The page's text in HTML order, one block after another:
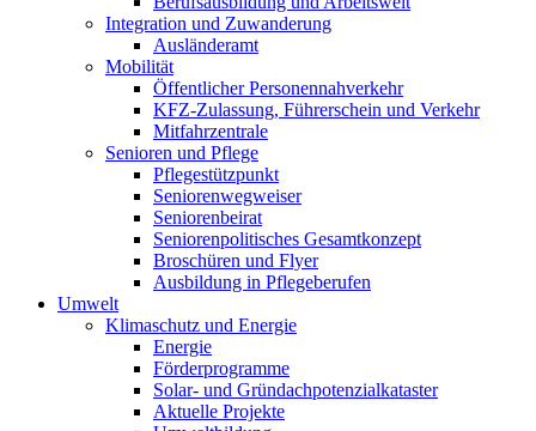
Integration und Zuwanderung
Ausländeramt
Mobilität
Öffentlicher Personennahverkehr
KFZ-Zulassung, Führerschein und Verkehr
Mitfahrzentrale
Senioren und Pflege
Pflegestützpunkt
Seniorenwegweiser
Seniorenbeirat
Seniorenpolitisches Gesamtkonzept
Broschüren und Flyer
Ausbildung in Pflegeberufen
Umwelt
Klimaschutz und Energie
Energie
Förderprogramme
Solar- und Gründachpotenzialkataster
Aktuelle Projekte